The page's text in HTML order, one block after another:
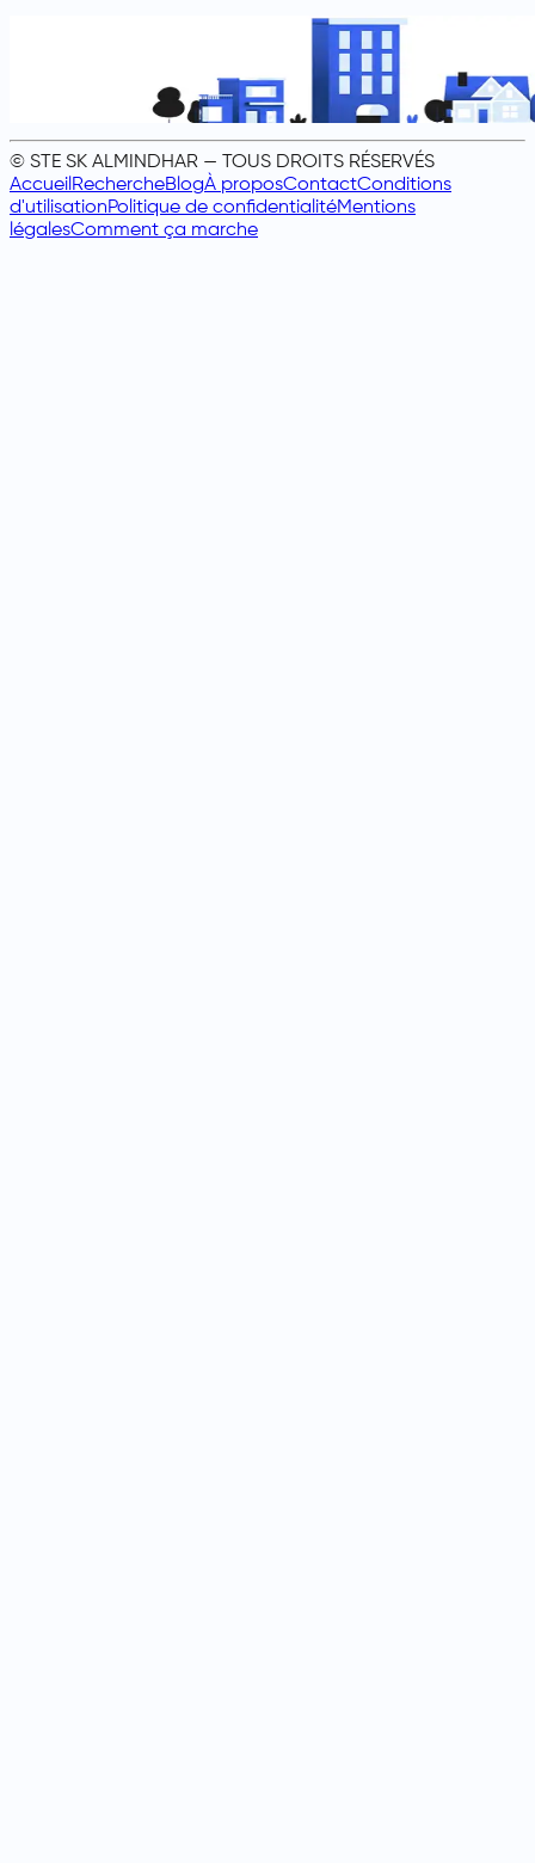
© STE SK ALMINDHAR — TOUS DROITS RÉSERVÉS
AccueilRechercheBlogÀ proposContactConditions
d'utilisationPolitique de confidentialitéMentions
légalesComment ça marche